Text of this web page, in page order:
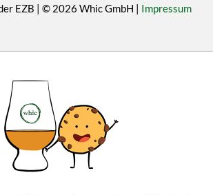
EZB | © 2026 Whic GmbH | Impressum